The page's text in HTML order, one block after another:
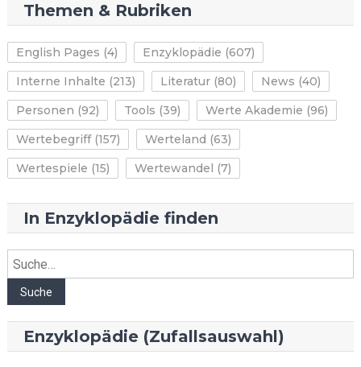
Themen & Rubriken
English Pages (4) Enzyklopädie (607)
Interne Inhalte (213) Literatur(80) News (40)
Personen (92) Tools (39) Werte Akademie (96)
Wertebegriff(157) Werteland (63)
Wertespiele (15) Wertewandel (7)
In Enzyklopädie finden
Suche
Suche
Enzyklopädie (Zufallsauswahl)